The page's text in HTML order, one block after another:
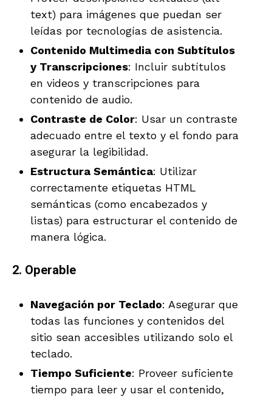
text) para imágenes que puedan ser
leídas por tecnologías de asistencia.
Contenido Multimedia con Subtítulos
y Transcripciones: Incluir subtítulos
en videos y transcripciones para
contenido de audio.
Contraste de Color: Usar un contraste
adecuado entre el texto y el fondo para
asegurar la legibilidad.
Estructura Semántica: Utilizar
correctamente etiquetas HTML
semánticas (como encabezados y
listas) para estructurar el contenido de
manera lógica.
2. Operable
Navegación por Teclado: Asegurar que
todas las funciones y contenidos del
sitio sean accesibles utilizando solo el
teclado.
Tiempo Suficiente: Proveer suficiente
tiempo para leer y usar el contenido,